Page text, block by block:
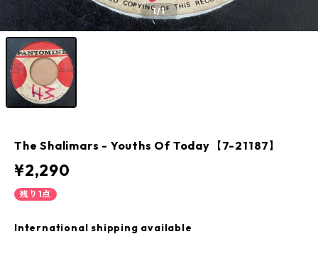
1/1
The Shalimars - Youths Of Today【7-21187】
¥2,290
残り1点
International shipping available